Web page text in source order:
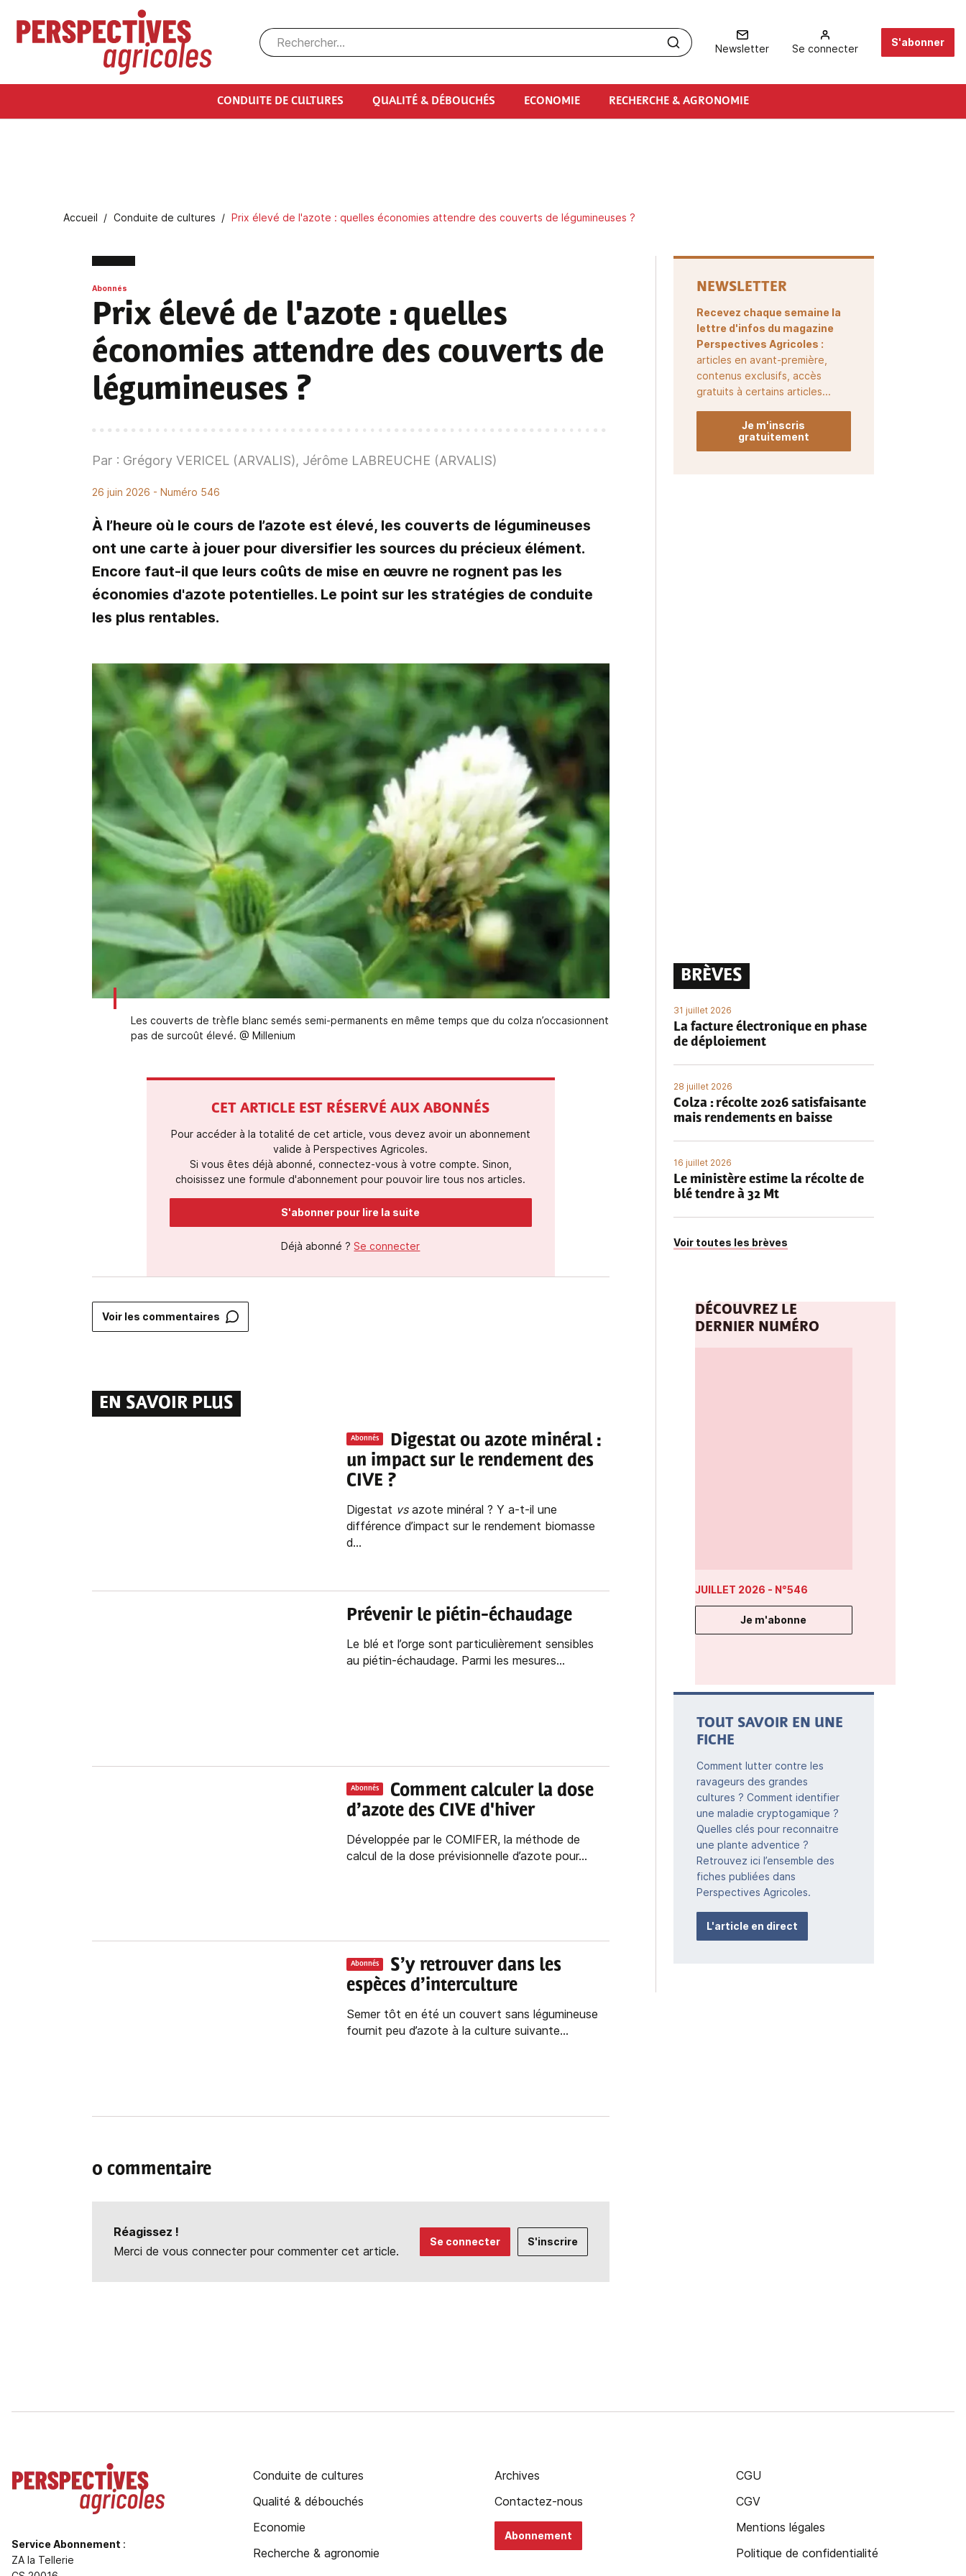
Aller au contenu principal
Newsletter Se connecter
S'abonner
CONDUITE DE CULTURES QUALITÉ & DÉBOUCHÉS ECONOMIE RECHERCHE & AGRONOMIE
Fil d'Ariane
Accueil Conduite de cultures Prix élevé de l'azote : quelles économies attendre des couverts de légumineuses ?
Abonnés
Prix élevé de l'azote : quelles
économies attendre des couverts de
légumineuses ?
Par : Grégory VERICEL (ARVALIS), Jérôme LABREUCHE (ARVALIS)
26 juin 2026 - Numéro 546
À l’heure où le cours de l’azote est élevé, les couverts de légumineuses
ont une carte à jouer pour diversifier les sources du précieux élément.
Encore faut-il que leurs coûts de mise en œuvre ne rognent pas les
économies d'azote potentielles. Le point sur les stratégies de conduite
les plus rentables.
Les couverts de trèfle blanc semés semi-permanents en même temps que du colza n’occasionnent
pas de surcoût élevé. @ Millenium
CET ARTICLE EST RÉSERVÉ AUX ABONNÉS
Pour accéder à la totalité de cet article, vous devez avoir un abonnement
valide à Perspectives Agricoles.
Si vous êtes déjà abonné, connectez-vous à votre compte. Sinon,
choisissez une formule d'abonnement pour pouvoir lire tous nos articles.
S'abonner pour lire la suite
Déjà abonné ? Se connecter
Voir les commentaires
EN SAVOIR PLUS
Abonnés
Digestat ou azote minéral :
un impact sur le rendement des
CIVE ?
Digestat vs azote minéral ? Y a-t-il une
différence d’impact sur le rendement biomasse
d...
Prévenir le piétin-échaudage
Le blé et l’orge sont particulièrement sensibles
au piétin-échaudage. Parmi les mesures...
Abonnés
Comment calculer la dose
d’azote des CIVE d'hiver
Développée par le COMIFER, la méthode de
calcul de la dose prévisionnelle d’azote pour...
Abonnés
S’y retrouver dans les
espèces d’interculture
Semer tôt en été un couvert sans légumineuse
fournit peu d’azote à la culture suivante...
0 commentaire
Réagissez !
Merci de vous connecter pour commenter cet article.
Se connecter S'inscrire
NEWSLETTER
Recevez chaque semaine la
lettre d'infos du magazine
Perspectives Agricoles :
articles en avant-première,
contenus exclusifs, accès
gratuits à certains articles...
Je m'inscris
gratuitement
BRÈVES
31 juillet 2026
La facture électronique en phase
de déploiement
28 juillet 2026
Colza : récolte 2026 satisfaisante
mais rendements en baisse
16 juillet 2026
Le ministère estime la récolte de
blé tendre à 32 Mt
Voir toutes les brèves
DÉCOUVREZ LE
DERNIER NUMÉRO
JUILLET 2026 - N°546
Je m'abonne
TOUT SAVOIR EN UNE
FICHE
Comment lutter contre les
ravageurs des grandes
cultures ? Comment identifier
une maladie cryptogamique ?
Quelles clés pour reconnaitre
une plante adventice ?
Retrouvez ici l’ensemble des
fiches publiées dans
Perspectives Agricoles.
L'article en direct
Service Abonnement :
ZA la Tellerie
Conduite de cultures
Qualité & débouchés
Economie
Recherche & agronomie
Archives
Contactez-nous
Abonnement
CGU
CGV
Mentions légales
Politique de confidentialité